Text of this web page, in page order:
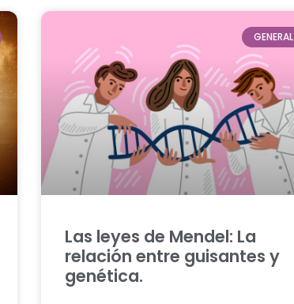
GENERAL
Las leyes de Mendel: La
relación entre guisantes y
genética.